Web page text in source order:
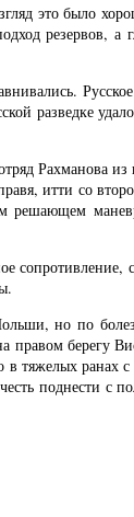
это было
резервов,
разведке
Рахманова из
итти со
решающем
сопротивление,
но по
берегу
тяжелых ранах
поднести с